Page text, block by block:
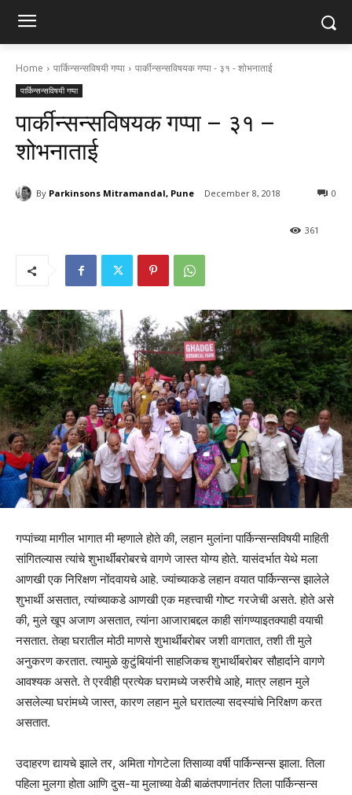
Home पार्किन्सन्सविषयी गप्पा पार्कीन्सन्सविषयक गप्पा - ३१ - शोभनाताई
पार्किन्सन्सविषयी गप्पा
पार्कीन्सन्सविषयक गप्पा – ३१ –
शोभनाताई
By Parkinsons Mitramandal, Pune December 8, 2018 0
361
गप्पांच्या मागील भागात मी म्हणाले होते की, लहान मुलांना पार्किन्सन्सविषयी माहिती
सांगितल्यास त्यांचे शुभार्थींबरोबरचे वागणे जास्त योग्य होते. यासंदर्भात येथे मला
आणखी एक निरिक्षण नोंदवायचे आहे. ज्यांच्याकडे लहान वयात पार्किन्सन्स झालेले
शुभार्थी असतात, त्यांच्याकडे आणखी एक महत्त्वाची गोष्ट गरजेची असते. होते असे
की, मुले खूप अजाण असतात, त्यांना आजाराबद्दल काही सांगण्याइतक्याही वयाची
नसतात. तेव्हा घरातील मोठी माणसे शुभार्थींबरोबर जशी वागतात, तशी ती मुले
अनुकरण करतात. त्यामुळे कुटुंबियांनी साहजिकच शुभार्थींबरोबर सौहार्दाने वागणे
आवश्यक असते. ते एरवीही प्रत्येक घरामध्ये जरुरीचे आहे, मात्र लहान मुले
असलेल्या घरांमध्ये जास्त, कारण लहान मुले घरातल्या सदस्यांचे निरिक्षण करत
असतात.
उदाहरण द्यायचे झाले तर, अमिता गोगटेला तिसाव्या वर्षी पार्किन्सन्स झाला. तिला
पहिला मुलगा होता आणि दुस-या मुलाच्या वेळी बाळंतपणानंतर तिला पार्किन्सन्स